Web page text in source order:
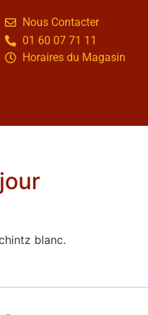
Nous Contacter
01 60 07 71 11
Horaires du Magasin
blanc.